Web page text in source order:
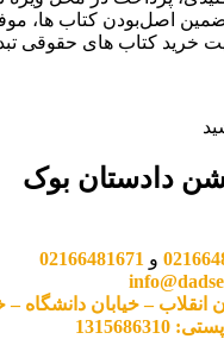
اصل‌بودن کتاب ها،
خرید کتاب های حقوقی
دادستان بوک
و 02166481671
انقلاب – خیابان دانشگاه